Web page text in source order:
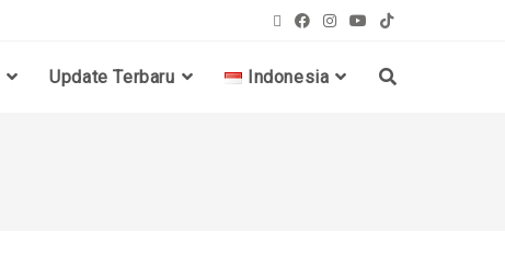
Update Terbaru Indonesia